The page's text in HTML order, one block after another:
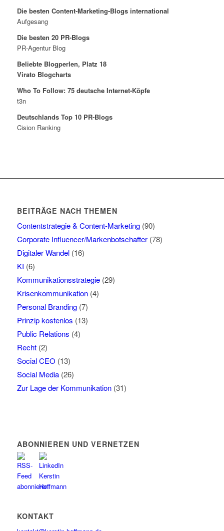
Die besten Content-Marketing-Blogs international
Aufgesang
Die besten 20 PR-Blogs
PR-Agentur Blog
Beliebte Blogperlen, Platz 18
Virato Blogcharts
Who To Follow: 75 deutsche Internet-Köpfe
t3n
Deutschlands Top 10 PR-Blogs
Cision Ranking
BEITRÄGE NACH THEMEN
Contentstrategie & Content-Marketing(90)
Corporate Influencer/Markenbotschafter(78)
Digitaler Wandel(16)
KI (6)
Kommunikationsstrategie(29)
Krisenkommunikation(4)
Personal Branding(7)
Prinzip kostenlos (13)
Public Relations (4)
Recht(2)
Social CEO (13)
Social Media(26)
Zur Lage der Kommunikation(31)
ABONNIEREN UND VERNETZEN
KONTAKT